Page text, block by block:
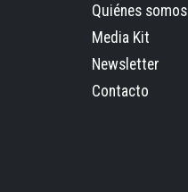
Quiénes somos
Media Kit
Newsletter
Contacto